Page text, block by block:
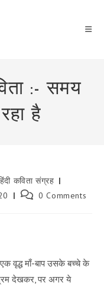
:- समय
है
कविता संग्रह
Post 0 Comments
वृद्ध माँ-बाप उसके बच्चे के
देखकर, पर अगर ये